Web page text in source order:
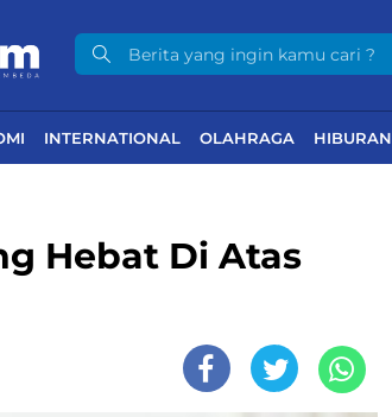
INTERNATIONAL OLAHRAGA HIBURAN
Hebat Di Atas